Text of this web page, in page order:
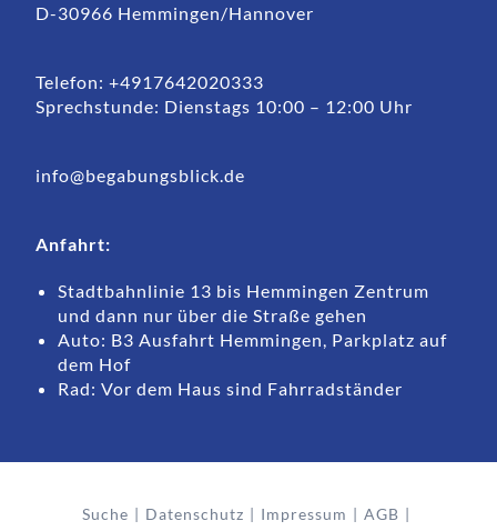
D-30966 Hemmingen/Hannover
Telefon: +4917642020333
Sprechstunde: Dienstags 10:00 – 12:00 Uhr
info@begabungsblick.de
Anfahrt:
Stadtbahnlinie 13 bis Hemmingen Zentrum
und dann nur über die Straße gehen
Auto: B3 Ausfahrt Hemmingen, Parkplatz auf
dem Hof
Rad: Vor dem Haus sind Fahrradständer
Suche Datenschutz Impressum
AGB